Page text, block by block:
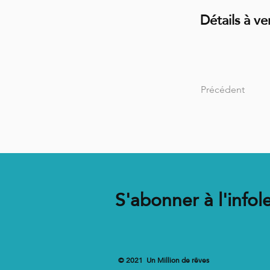
Détails à
Précédent
S'abonner à
© 2021 Un Million de rêves